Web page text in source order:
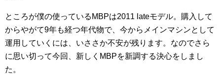
ところが僕の使っているMBPは2011 lateモデル。購入して
からやがて9年も経つ年代物で、今からメインマシンとして
運用していくには、いささか不安が残ります。なのでさら
に思い切って今回、新しくMBPを新調する決心をしまし
た。